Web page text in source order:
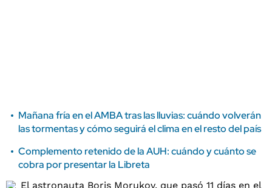
Mañana fría en el AMBA tras las lluvias: cuándo volverán
las tormentas y cómo seguirá el clima en el resto del país
Complemento retenido de la AUH: cuándo y cuánto se
cobra por presentar la Libreta